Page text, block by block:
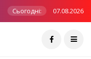
Сьогодні: 07.08.2026